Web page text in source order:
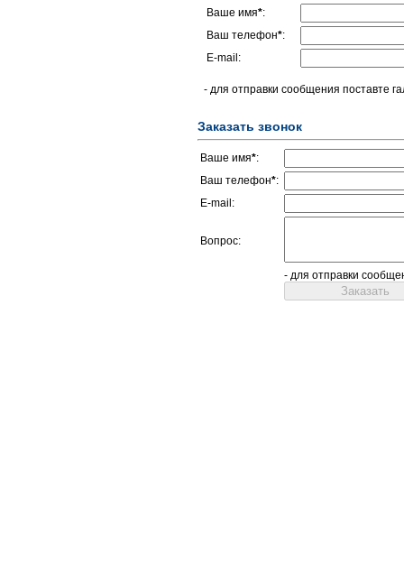
Ваше имя*:
Ваш телефон*:
E-mail:
- для отправки сообщения поставте
Заказать звонок
Ваше имя*:
Ваш телефон*:
E-mail:
Вопрос:
- для отправки